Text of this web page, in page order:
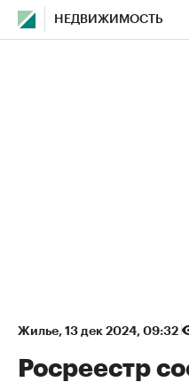
НЕДВИЖИМОСТЬ
Жилье⁠, 13 дек 2024, 09:32
Росреестр